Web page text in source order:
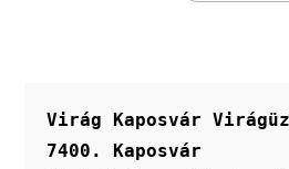
Virág Kaposvár
7400. Kaposvár